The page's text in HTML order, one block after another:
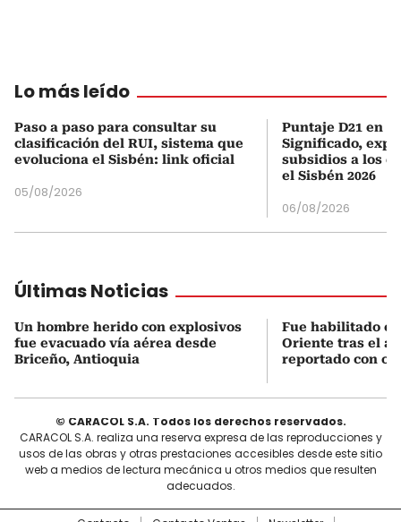
Lo más leído
Paso a paso para consultar su
clasificación del RUI, sistema que
evoluciona el Sisbén: link oficial
05/08/2026
Puntaje D21 en
Significado,
subsidios a los
el Sisbén 2026
06/08/2026
Últimas Noticias
Un hombre herido con explosivos
fue evacuado vía aérea desde
Briceño, Antioquia
Fue habilitado el
Oriente tras el
reportado con
© CARACOL S.A. Todos los derechos reservados.
CARACOL S.A. realiza una reserva expresa de las reproducciones y
usos de las obras y otras prestaciones accesibles desde este sitio
web a medios de lectura mecánica u otros medios que resulten
adecuados.